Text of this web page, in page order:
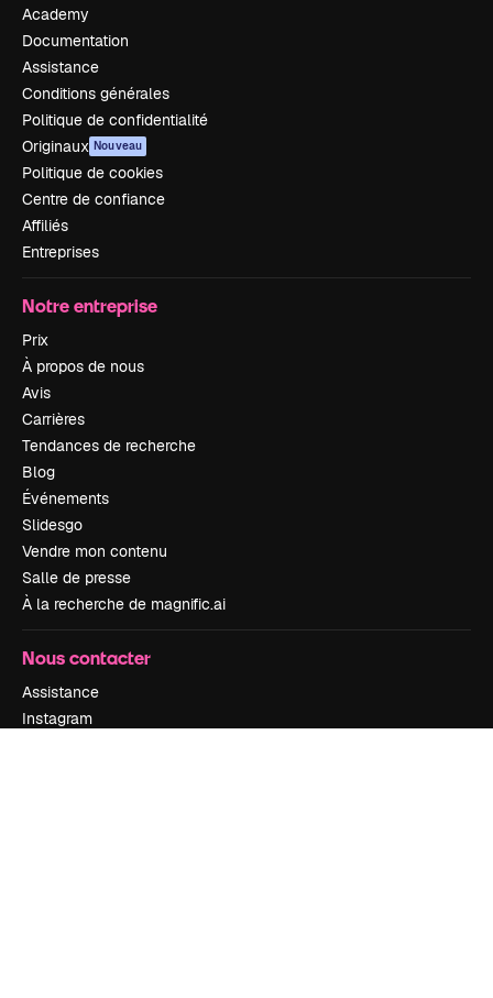
Academy
Documentation
Assistance
Conditions générales
Politique de confidentialité
Originaux Nouveau
Politique de cookies
Centre de confiance
Affiliés
Entreprises
Notre entreprise
Prix
À propos de nous
Avis
Carrières
Tendances de recherche
Blog
Événements
Slidesgo
Vendre mon contenu
Salle de presse
À la recherche de magnific.ai
Nous contacter
Assistance
Instagram